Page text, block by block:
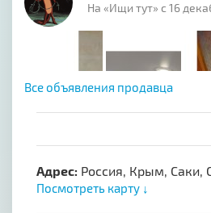
На «Ищи тут» с 16
Все объявления продавца
Адрес: Россия, Крым, Саки,
Посмотреть карту ↓